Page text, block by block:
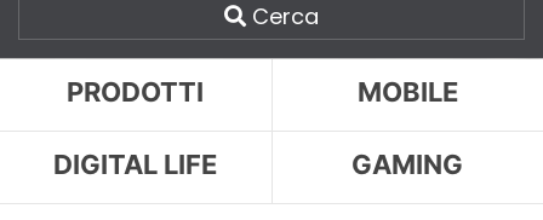
Cerca
PRODOTTI MOBILE
DIGITAL LIFE GAMING